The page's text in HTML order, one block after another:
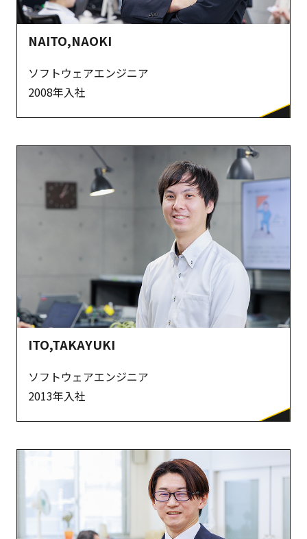
NAITO,NAOKI
ソフトウェアエンジニア
2008年入社
ITO,TAKAYUKI
ソフトウェアエンジニア
2013年入社